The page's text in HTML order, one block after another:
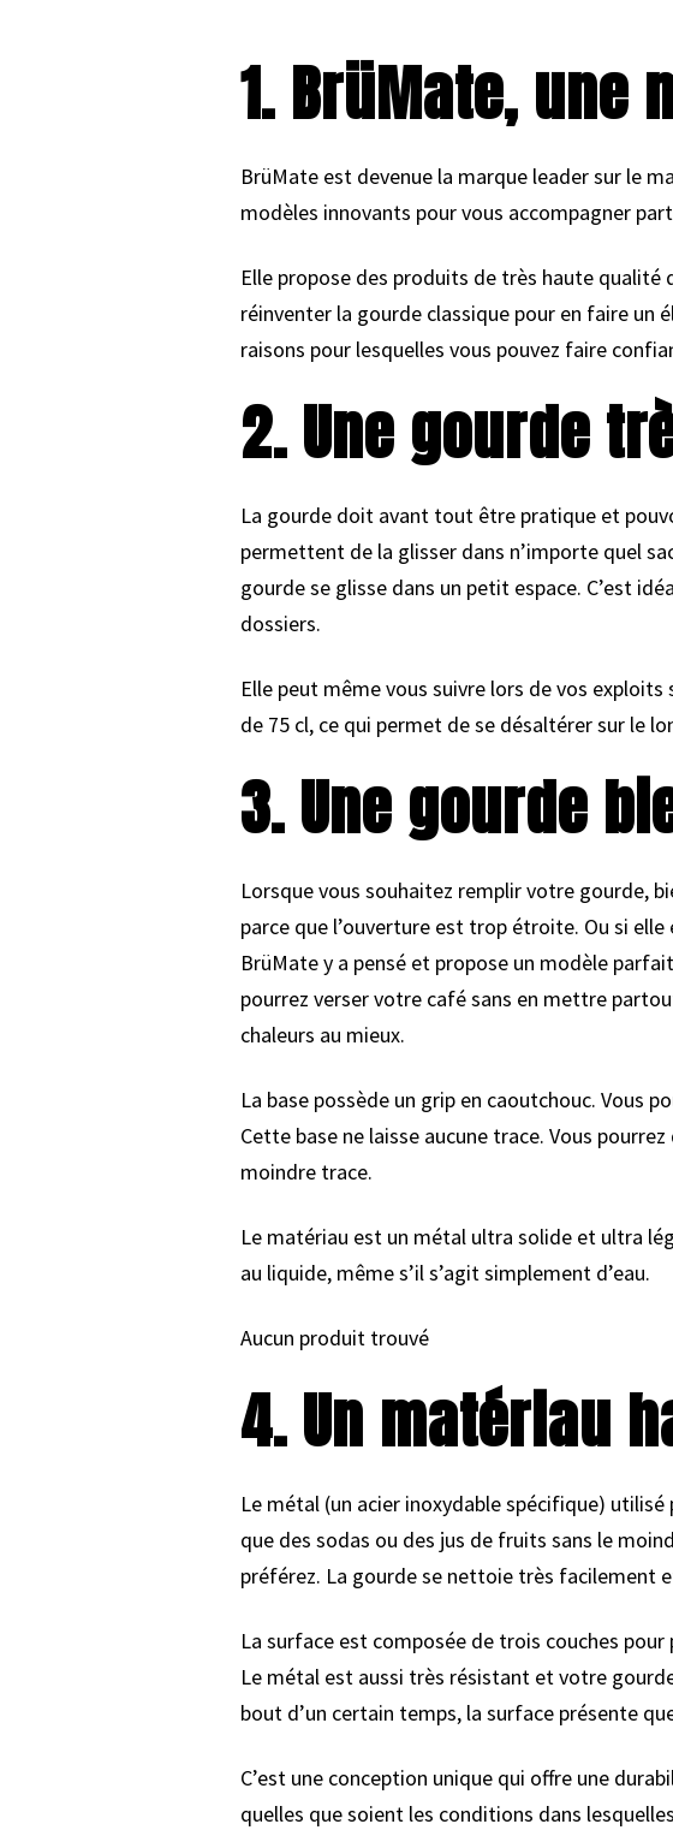
1. BrüMate, une
BrüMate est devenue la marque leader sur le
modèles innovants pour vous accompagner
Elle propose des produits de très haute qualité
réinventer la gourde classique pour en faire
raisons pour lesquelles vous pouvez faire
2. Une gourde
La gourde doit avant tout être pratique et
permettent de la glisser dans n’importe quel
gourde se glisse dans un petit espace. C’est
dossiers.
Elle peut même vous suivre lors de vos
de 75 cl, ce qui permet de se désaltérer sur le
3. Une gourde
Lorsque vous souhaitez remplir votre gourde,
parce que l’ouverture est trop étroite. Ou si
BrüMate y a pensé et propose un modèle
pourrez verser votre café sans en mettre
chaleurs au mieux.
La base possède un grip en caoutchouc. Vous
Cette base ne laisse aucune trace. Vous
moindre trace.
Le matériau est un métal ultra solide et ultra
au liquide, même s’il s’agit simplement d’eau.
Aucun produit trouvé
4. Un matériau
Le métal (un acier inoxydable spécifique)
que des sodas ou des jus de fruits sans le
préférez. La gourde se nettoie très facilement
La surface est composée de trois couches
Le métal est aussi très résistant et votre
bout d’un certain temps, la surface présente
C’est une conception unique qui offre une
quelles que soient les conditions dans